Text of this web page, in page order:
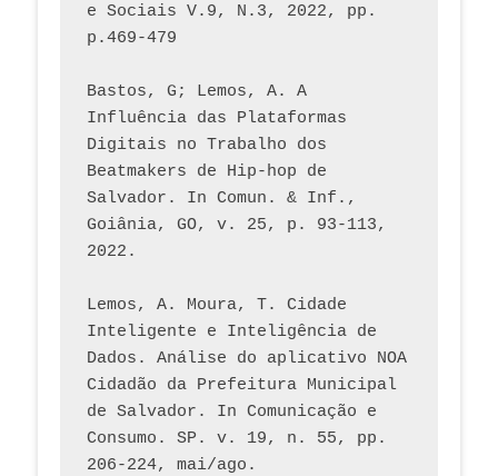
e Sociais V.9, N.3, 2022, pp.
p.469-479
Bastos, G; Lemos, A. A
Influência das Plataformas
Digitais no Trabalho dos
Beatmakers de Hip-hop de
Salvador. In Comun. & Inf.,
Goiânia, GO, v. 25, p. 93-113,
2022.
Lemos, A. Moura, T. Cidade
Inteligente e Inteligência de
Dados. Análise do aplicativo NOA
Cidadão da Prefeitura Municipal
de Salvador. In Comunicação e
Consumo. SP. v. 19, n. 55, pp.
206-224, mai/ago.